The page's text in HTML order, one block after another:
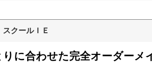
クールＩＥ
りに合わせた完全オーダーメ